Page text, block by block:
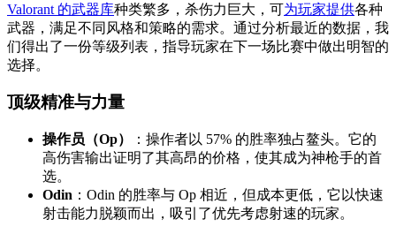
Valorant 的武器库种类繁多，杀伤力巨大，可为玩家提供各种
武器，满足不同风格和策略的需求。通过分析最近的数据，我
们得出了一份等级列表，指导玩家在下一场比赛中做出明智的
选择。
顶级精准与力量
操作员（Op）
：操作者以 57% 的胜率独占鳌头。它的
高伤害输出证明了其高昂的价格，使其成为神枪手的首
选。
Odin ：Odin 的胜率与 Op 相近，但成本更低，它以快速
射击能力脱颖而出，吸引了优先考虑射速的玩家。